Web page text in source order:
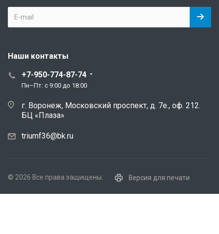
Наши контакты
+7-950-774-87-74
Пн–Пт: с 9:00 до 18:00
г. Воронеж, Московский проспект, д. 7е., оф. 212.
БЦ «Плаза»
triumf36@bk.ru
© 2026 Все права защищены. Версия для печати